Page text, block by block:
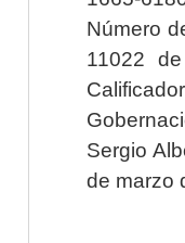
Número
11022
Sergio
de marzo